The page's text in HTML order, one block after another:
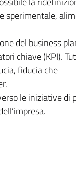
sperimentale,
del business
chiave (KPI).
fiducia che
le iniziative di